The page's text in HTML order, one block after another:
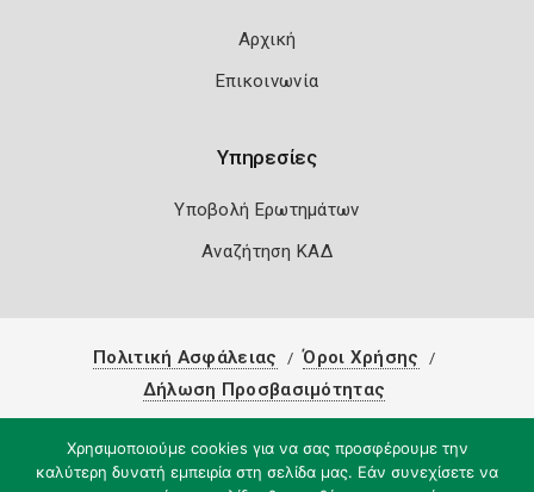
Αρχική
Επικοινωνία
Υπηρεσίες
Υποβολή Ερωτημάτων
Αναζήτηση ΚΑΔ
Πολιτική Ασφάλειας
Όροι Χρήσης
Δήλωση Προσβασιμότητας
Χρησιμοποιούμε cookies για να σας προσφέρουμε την
καλύτερη δυνατή εμπειρία στη σελίδα μας. Εάν συνεχίσετε να